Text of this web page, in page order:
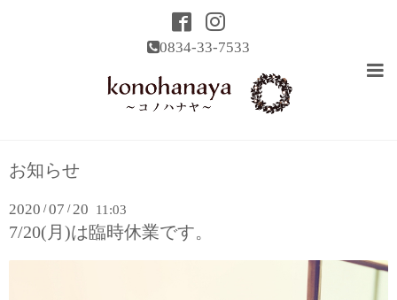
0834-33-7533
お知らせ
2020 /07 /20 11:03
7/20(月)は臨時休業です。